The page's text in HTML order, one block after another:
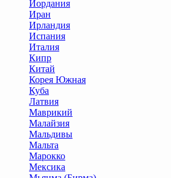
Иордания
Иран
Ирландия
Испания
Италия
Кипр
Китай
Корея Южная
Куба
Латвия
Маврикий
Малайзия
Мальдивы
Мальта
Марокко
Мексика